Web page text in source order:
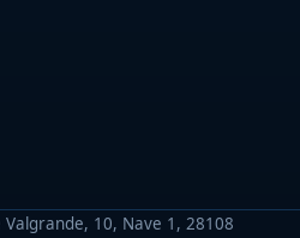
Valgrande, 10, Nave 1, 28108